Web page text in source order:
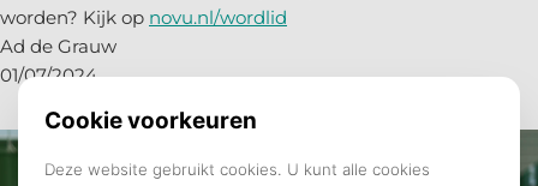
worden? Kijk op novu.nl/wordlid
Ad de Grauw
01/07/2024